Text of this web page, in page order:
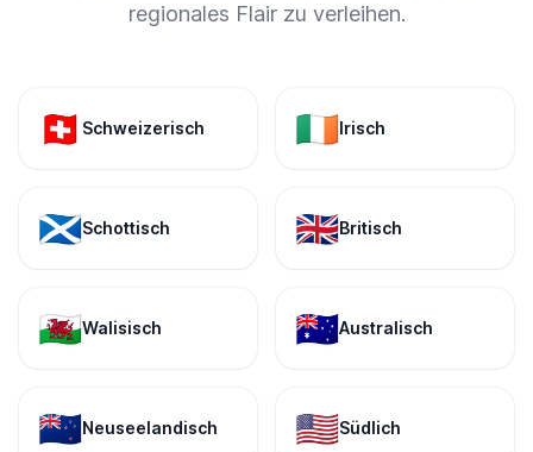
regionales Flair zu verleihen.
🇨🇭 Schweizerisch 🇮🇪Irisch
🏴󠁧󠁢󠁳󠁣󠁴󠁿Schottisch 🇬🇧Britisch
🏴󠁧󠁢󠁷󠁬󠁳󠁿Walisisch 🇦🇺Australisch
🇳🇿Neuseelandisch 🇺🇸Südlich